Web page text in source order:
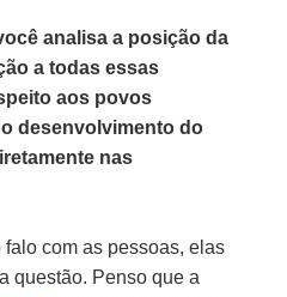
analisa a posição da
a todas essas
aos povos
desenvolvimento do
nas
falo com as pessoas, elas
questão. Penso que a